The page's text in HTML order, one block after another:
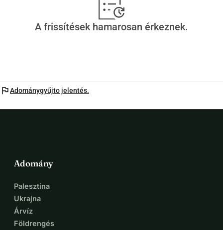
A frissítések hamarosan érkeznek.
flagAdománygyűjto jelentés.
Adomány
Palesztina
Ukrajna
Árvíz
Földrengés